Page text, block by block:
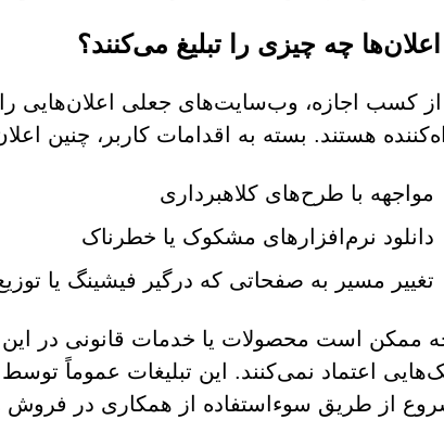
اعلان‌ها چه چیزی را تبلیغ می‌کنند؟
کسب اجازه، وب‌سایت‌های جعلی اعلان‌هایی
هستند. بسته به اقدامات کاربر، چنین
مواجهه با طرح‌های کلاهبرداری
دانلود نرم‌افزارهای مشکوک یا خطرناک
تغییر مسیر به صفحاتی که درگیر فیشینگ یا
ممکن است محصولات یا خدمات قانونی در این
اعتماد نمی‌کنند. این تبلیغات عموماً
از طریق سوءاستفاده از همکاری در فروش